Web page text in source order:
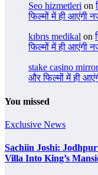
Seo hizmetleri on
फिल्मों में ही आएंगी
kıbrıs medikal on
फिल्मों में ही आएंगी
stake casino mirror
और फिल्मों में ही
You missed
Exclusive News
Sachiin Joshi:
Villa Into King’s